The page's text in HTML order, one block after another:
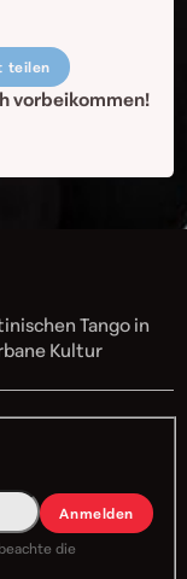
teilen
vorbeikommen!
Tango in
Kultur
Anmelden
die